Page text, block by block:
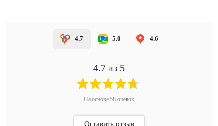
4.7 5.0 4.6
4.7 из 5
На основе 58 оценок
Оставить отзыв